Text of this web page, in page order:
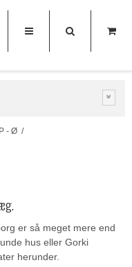
- Ø /
er så meget mere end
hus eller Gorki
herunder.